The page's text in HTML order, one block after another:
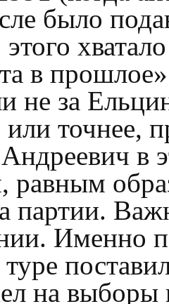
было
в
не за
или точнее,
в
равным
партии.
Именно
на выборы